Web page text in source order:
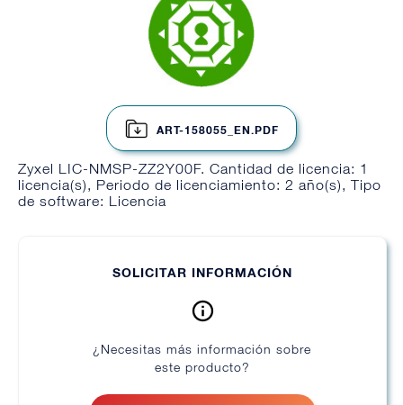
ART-158055_EN.PDF
Zyxel LIC-NMSP-ZZ2Y00F. Cantidad de licencia: 1
licencia(s), Periodo de licenciamiento: 2 año(s), Tipo
de software: Licencia
SOLICITAR INFORMACIÓN
¿Necesitas más información sobre
este producto?